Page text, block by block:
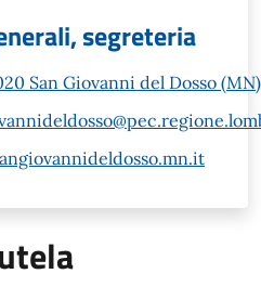
segreteria
San Giovanni del Dosso (MN)